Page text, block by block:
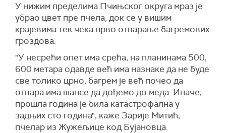
У нижим пределима Пчињског округа мраз је
убрао цвет пре пчела, док се у вишим
крајевима тек чека прво отварање багремових
гроздова.
"У несрећи опет има срећа, на планинама 500,
600 метара одавде већ има назнаке да не буде
све толико црно, багрем је већ почео да
отвара има шансе да дођемо до меда. Иначе,
прошла година је била катастрофална у
задњих сто година", каже Зарије Митић,
пчелар из Жужељице код Бујановца.